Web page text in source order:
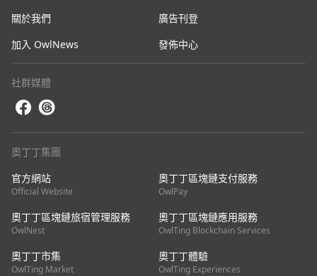
關於我們
廣告刊登
加入 OwlNews
發佈中心
社群媒體
奧丁丁集團
官方網站
Official Website
奧丁丁區塊鏈支付服務
OwlPay
奧丁丁區塊鏈旅宿管理服務
OwlNest
奧丁丁區塊鏈應用服務
OwlTing Blockchain Services
奧丁丁市集
OwlTing Market
奧丁丁體驗
OwlTing Experiences